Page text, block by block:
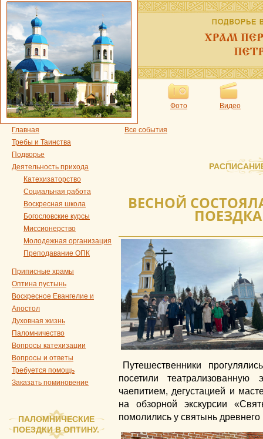
Фото Видео
Главная
Требы и Таинства
Подворье
Деятельность прихода
Катехизаторство
Социальная работа
Воскресная школа
Богословские курсы
Миссионерство
Молодежная организация
Преподавание ОПК
Приписные храмы
Оптина пустынь
Воскресное Евангелие и
Апостол
Духовная жизнь
Паломничество
Вопросы катехизации
Вопросы и ответы
Требуется помощь
Заказать поминовение
ПАЛОМНИЧЕСКИЕ
ПОЕЗДКИ В ОПТИНУ.
Все события
ВЕСНОЙ
Путешественники
посетили
чаепитием, дегустацией и
на обзорной экскурсии
помолились у святынь древнего